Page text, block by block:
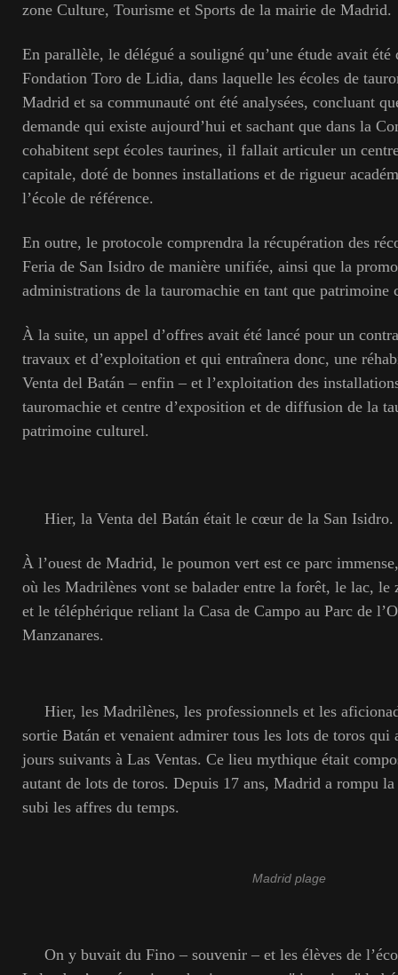
zone Culture, Tourisme et Sports de la mairie de Madrid.
En parallèle, le délégué a souligné qu’une étude avait été
Fondation Toro de Lidia, dans laquelle les écoles de
Madrid et sa communauté ont été analysées, concluant
demande qui existe aujourd’hui et sachant que dans la
cohabitent sept écoles taurines, il fallait articuler un
capitale, doté de bonnes installations et de rigueur
l’école de référence.
En outre, le protocole comprendra la récupération des
Feria de San Isidro de manière unifiée, ainsi que la
administrations de la tauromachie en tant que patrimoine
À la suite, un appel d’offres avait été lancé pour un
travaux et d’exploitation et qui entraînera donc, une
Venta del Batán – enfin – et l’exploitation des
tauromachie et centre d’exposition et de diffusion de la
patrimoine culturel.
Hier, la Venta del Batán était le cœur de la San Isidro.
À l’ouest de Madrid, le poumon vert est ce parc
où les Madrilènes vont se balader entre la forêt, le lac, le
et le téléphérique reliant la Casa de Campo au Parc de
Manzanares.
Hier, les Madrilènes, les professionnels et les
sortie Batán et venaient admirer tous les lots de toros qui
jours suivants à Las Ventas. Ce lieu mythique était
autant de lots de toros. Depuis 17 ans, Madrid a rompu
subi les affres du temps.
Madrid plage
On y buvait du Fino – souvenir – et les élèves de